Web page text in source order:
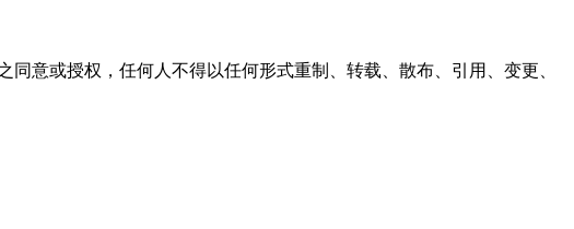
同意或授权，任何人不得以任何形式重制、转载、散布、引用、变更、